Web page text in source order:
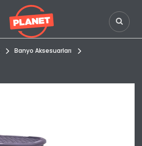
Banyo Aksesuarları